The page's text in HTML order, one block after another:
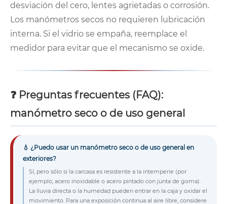
desviación del cero, lentes agrietadas o corrosión.
Los manómetros secos no requieren lubricación
interna. Si el vidrio se empaña, reemplace el
medidor para evitar que el mecanismo se oxide.
❓ Preguntas frecuentes (FAQ):
manómetro seco o de uso general
💧 ¿Puedo usar un manómetro seco o de uso general en
exteriores?
Sí, pero sólo si la carcasa es resistente a la intemperie (por
ejemplo, acero inoxidable o acero pintado con junta de goma).
La lluvia directa o la humedad pueden entrar en la caja y oxidar el
movimiento. Para una exposición continua al aire libre, considere